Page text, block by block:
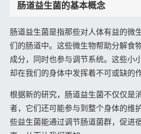
肠道益生菌的基本概念
肠道益生菌是指那些对人体有益的微
们的肠道中。这些微生物帮助分解食
成分，同时也参与调节系统。这些小
却在我们的身体中发挥着不可或缺的作
根据新的研究，肠道益生菌不仅仅是
者，它们还可能参与到整个身体的维
些益生菌能通过调节肠道菌群，促进